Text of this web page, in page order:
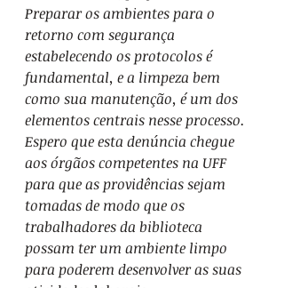
Preparar os ambientes para o
retorno com segurança
estabelecendo os protocolos é
fundamental, e a limpeza bem
como sua manutenção, é um dos
elementos centrais nesse processo.
Espero que esta denúncia chegue
aos órgãos competentes na UFF
para que as providências sejam
tomadas de modo que os
trabalhadores da biblioteca
possam ter um ambiente limpo
para poderem desenvolver as suas